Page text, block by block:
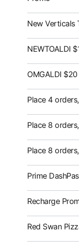
New Verticals
NEWTOALDI
OMGALDI
Place 4
Place 8
Place 8
Prime
Recharge
Red Swan